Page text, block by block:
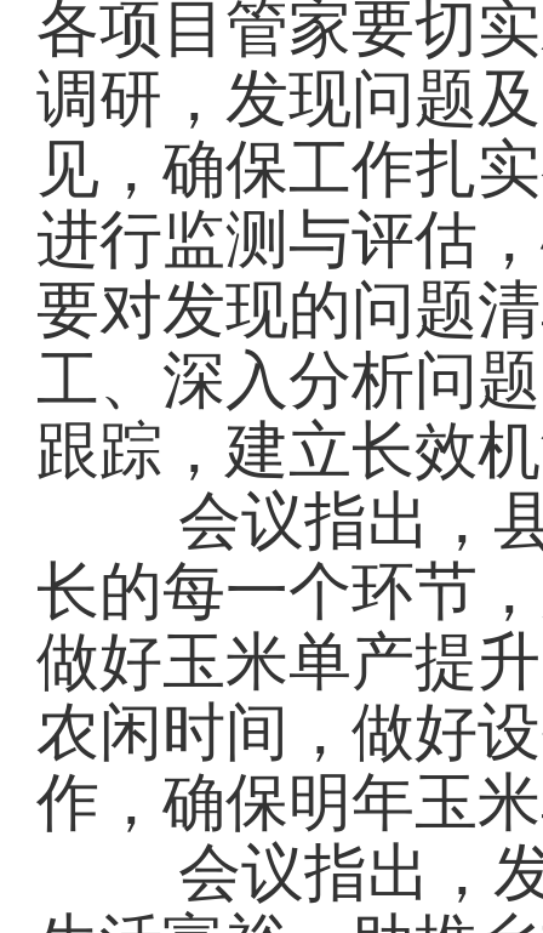
各项目管家要切
调研，发现问题
见，确保工作扎
进行监测与评估
要对发现的问题
工、深入分析问
跟踪，建立长效
会议指出，县
长的每一个环节
做好玉米单产提
农闲时间，做好
作，确保明年玉
会议指出，发